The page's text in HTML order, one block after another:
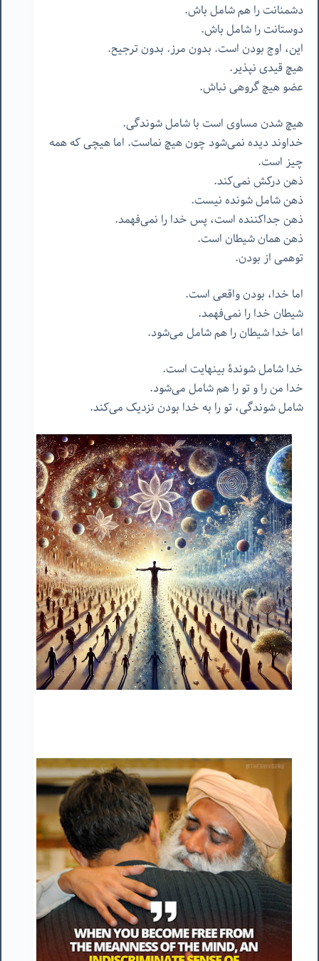
دشمنانت را هم شامل باش.
دوستانت را شامل باش.
این، اوج بودن است. بدون مرز. بدون ترجیح.
هیچ قیدی نپذیر.
عضو هیچ گروهی نباش.
هیچ شدن مساوی است با شامل شوندگی.
خداوند دیده نمی‌شود چون هیچ نماست. اما هیچی که همه
چیز است.
ذهن درکش نمی‌کند.
ذهن شامل شونده نیست.
ذهن جداکننده است، پس خدا را نمی‌فهمد.
ذهن همان شیطان است.
توهمی از بودن.
اما خدا، بودن واقعی است.
شیطان خدا را نمی‌فهمد.
اما خدا شیطان را هم شامل می‌شود.
خدا شامل شوندۀ بینهایت است.
خدا من را و تو را هم شامل می‌شود.
شامل شوندگی، تو را به خدا بودن نزدیک می‌کند.